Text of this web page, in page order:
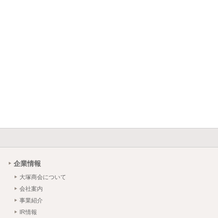
企業情報
大塚商会について
会社案内
事業紹介
IR情報